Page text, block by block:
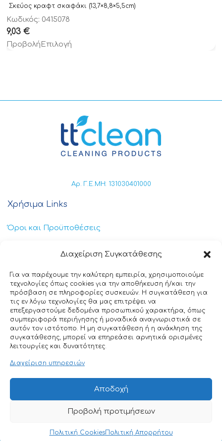
Διαχείριση Συγκατάθεσης
Για να παρέχουμε την καλύτερη εμπειρία, χρησιμοποιούμε
τεχνολογίες όπως cookies για την αποθήκευση ή/και την
πρόσβαση σε πληροφορίες συσκευών. Η συγκατάθεση για
τις εν λόγω τεχνολογίες θα μας επιτρέψει να
επεξεργαστούμε δεδομένα προσωπικού χαρακτήρα, όπως
συμπεριφορά περιήγησης ή μοναδικά αναγνωριστικά σε
αυτόν τον ιστότοπο. Η μη συγκατάθεση ή η ανάκληση της
συγκατάθεσης, μπορεί να επηρεάσει αρνητικά ορισμένες
λειτουργίες και δυνατότητες.
Διαχείριση υπηρεσιών
Αποδοχή
Προβολή προτιμήσεων
Πολιτική CookiesΠολιτική Απορρήτου
Σκεύος κραφτ σκαφάκι (13,7×8,8×5,5cm)
Κωδικός: 0415078
9,03 €
ΠροβολήΕπιλογή
Αρ. Γ.Ε.ΜΗ: 131030401000
Χρήσιμα Links
Όροι και Προϋποθέσεις
Πολιτική Απορρήτου
Πολιτική Cookies
Επικοινωνία
+30 211 404 0235
info@ttclean.gr
© 2025 TT Clean All rights reserved. Designed by
Nuntiusweb